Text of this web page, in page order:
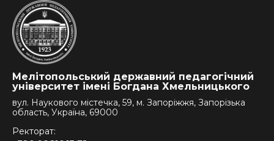
Мелітопольський державний педагогічний
університет імені Богдана Хмельницького
вул. Наукового містечка, 59, м. Запоріжжя, Запорізька
область, Україна, 69000
Ректорат: